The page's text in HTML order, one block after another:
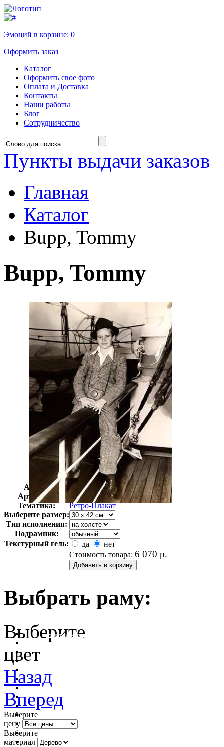
Эмоций в корзине: 0
Оформить заказ
Каталог
Оформить свое фото
Оплата и Доставка
Контакты
Наши работы
Блог
Сотрудничество
Пункты выдачи заказов
Главная
Каталог
Bupp, Tommy
Bupp, Tommy
Автор:
Неизвестно
Арт-стиль
Ретро-Плакат
Тематика:
Ретро-Плакат
Выберите размер:
Тип исполнения:
Подрамник:
Текстурный гель:
да
нет
Стоимость товара: 6 070 р.
Выбрать раму:
очистить фильтр цвета
Выберите
цвет
Назад
Вперед
Выберите
цену
Выберите
материал